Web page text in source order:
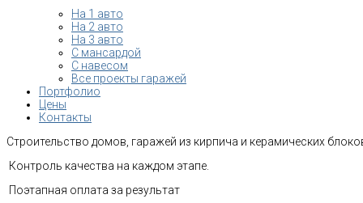
На 1 авто
На 2 авто
На 3 авто
С мансардой
С навесом
Все проекты гаражей
Портфолио
Цены
Контакты
Строительство домов, гаражей из кирпича и керамических
Контроль качества на каждом этапе.
Поэтапная оплата за результат